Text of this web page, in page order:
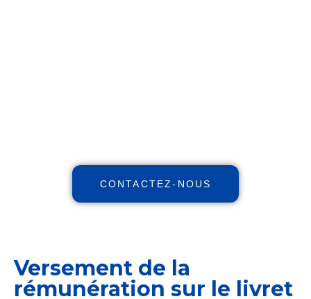
CONTACTEZ-NOUS
Versement de la
rémunération sur le livret